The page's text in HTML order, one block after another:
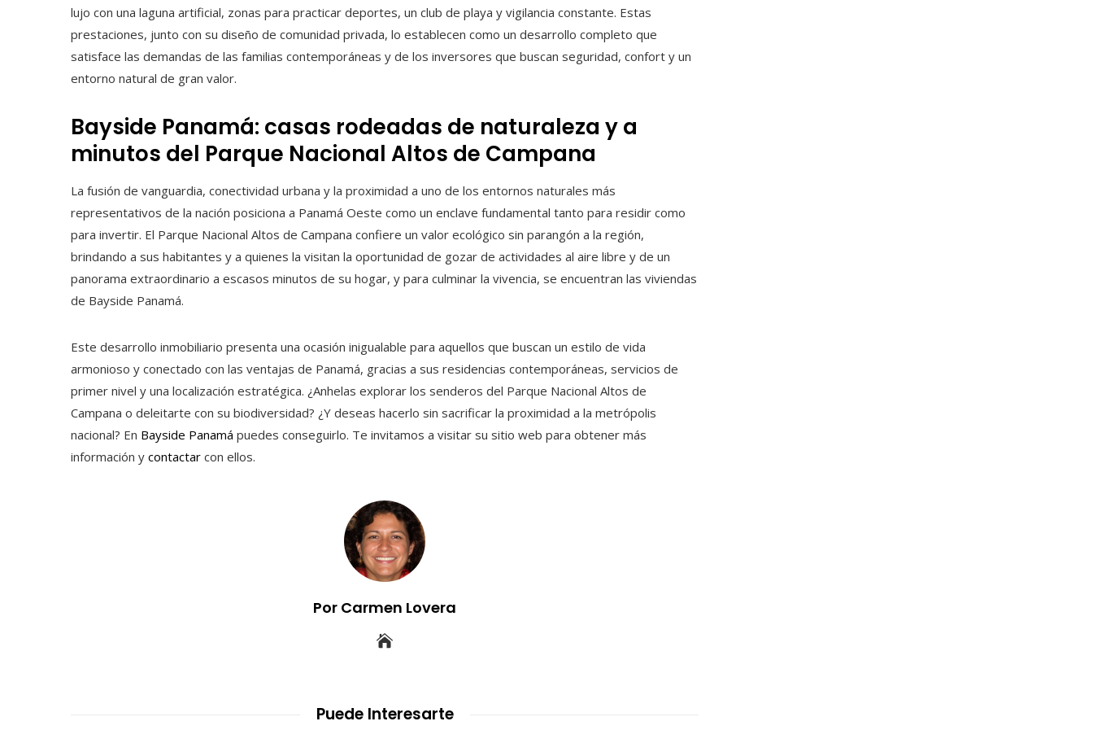
lujo con una laguna artificial, zonas para practicar deportes, un club de playa y vigilancia constante. Estas
prestaciones, junto con su diseño de comunidad privada, lo establecen como un desarrollo completo que
satisface las demandas de las familias contemporáneas y de los inversores que buscan seguridad, confort y un
entorno natural de gran valor.
Bayside Panamá: casas rodeadas de naturaleza y a
minutos del Parque Nacional Altos de Campana
La fusión de vanguardia, conectividad urbana y la proximidad a uno de los entornos naturales más
representativos de la nación posiciona a Panamá Oeste como un enclave fundamental tanto para residir como
para invertir. El Parque Nacional Altos de Campana confiere un valor ecológico sin parangón a la región,
brindando a sus habitantes y a quienes la visitan la oportunidad de gozar de actividades al aire libre y de un
panorama extraordinario a escasos minutos de su hogar, y para culminar la vivencia, se encuentran las viviendas
de Bayside Panamá.
Este desarrollo inmobiliario presenta una ocasión inigualable para aquellos que buscan un estilo de vida
armonioso y conectado con las ventajas de Panamá, gracias a sus residencias contemporáneas, servicios de
primer nivel y una localización estratégica. ¿Anhelas explorar los senderos del Parque Nacional Altos de
Campana o deleitarte con su biodiversidad? ¿Y deseas hacerlo sin sacrificar la proximidad a la metrópolis
nacional? En Bayside Panamá puedes conseguirlo. Te invitamos a visitar su sitio web para obtener más
información y contactar con ellos.
Por Carmen Lovera
Puede Interesarte